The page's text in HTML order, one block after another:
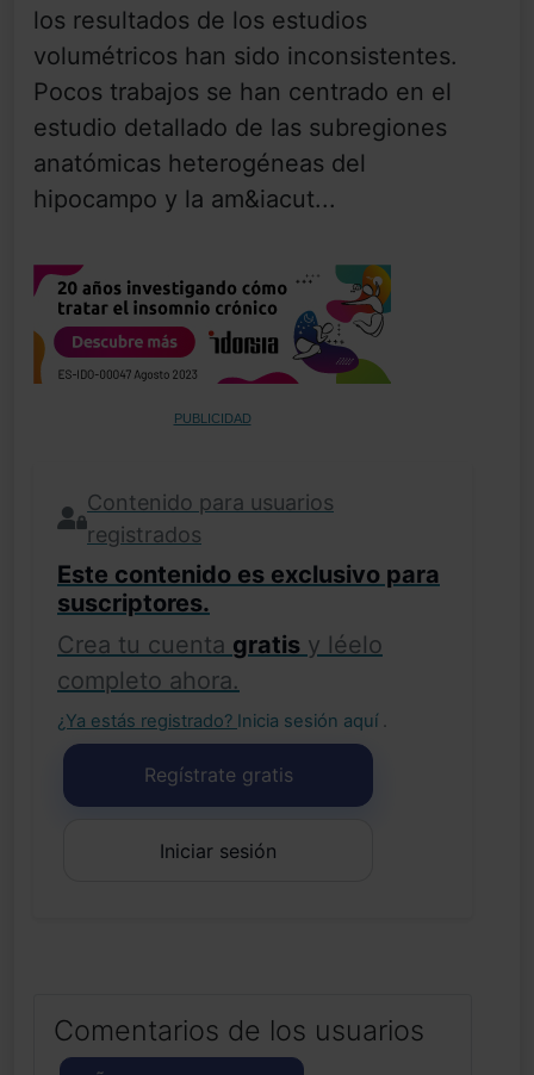
los resultados de los estudios
volumétricos han sido inconsistentes.
Pocos trabajos se han centrado en el
estudio detallado de las subregiones
anatómicas heterogéneas del
hipocampo y la am&iacut...
PUBLICIDAD
Contenido para usuarios
registrados
Este contenido es exclusivo para
suscriptores.
Crea tu cuenta gratis y léelo
completo ahora.
¿Ya estás registrado? Inicia sesión aquí .
Regístrate gratis
Iniciar sesión
Comentarios de los usuarios